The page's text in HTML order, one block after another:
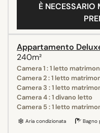
È NECESSARIO
Appartamento
240m²
Camera 1 : 1 letto
Camera 2 : 1 letto
Camera 3 : 1 letto
Camera 4 : 1 divano letto
Camera 5 : 1 letto
Aria condizionata Bagno